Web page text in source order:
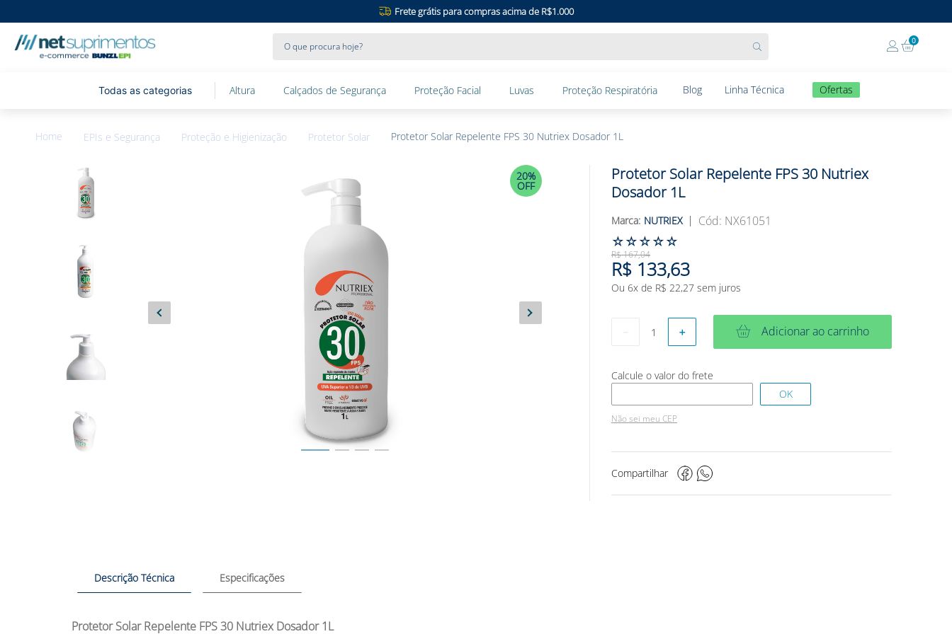
Frete grátis para compras acima de R$1.000
0
Altura Calçados de Segurança Proteção Facial Luvas Proteção Respiratória Blog Linha Técnica Ofertas
EPIs e Segurança Proteção e Higienização Protetor Solar Protetor Solar Repelente FPS 30 Nutriex Dosador 1L
20%
OFF
Protetor Solar Repelente FPS 30 Nutriex
Dosador 1L
NUTRIEX : NX61051
☆☆☆☆☆
R$167,04
R$ 133,63
Ou 6x de R$ 22,27 sem juros
＋ Adicionar ao carrinho
Não sei meu CEP
Compartilhar
Descrição Técnica Especificações
Protetor Solar Repelente FPS 30 Nutriex Dosador 1L